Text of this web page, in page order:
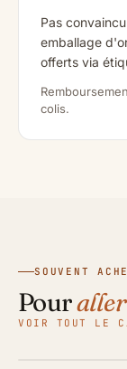
Pas
emballage
offerts via
colis.
SOUVENT
Pour
VOIR TOUT LE